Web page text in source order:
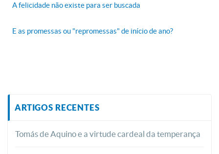
A felicidade não existe para ser buscada
E as promessas ou "repromessas" de início de ano?
ARTIGOS RECENTES
Tomás de Aquino e a virtude cardeal da temperança